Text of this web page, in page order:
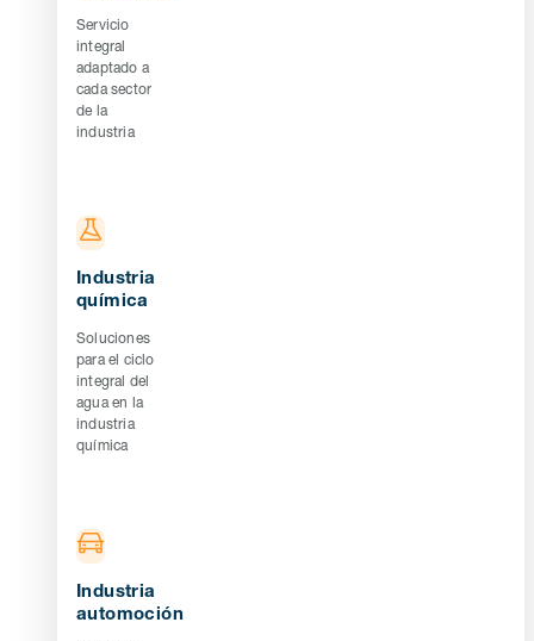
Servicio
integral
adaptado a
cada sector
de la
industria
Industria
química
Soluciones
para el ciclo
integral del
agua en la
industria
química
Industria
automoción